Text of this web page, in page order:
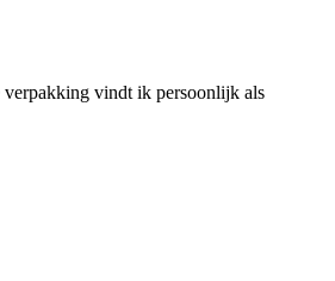
verpakking vindt ik persoonlijk als